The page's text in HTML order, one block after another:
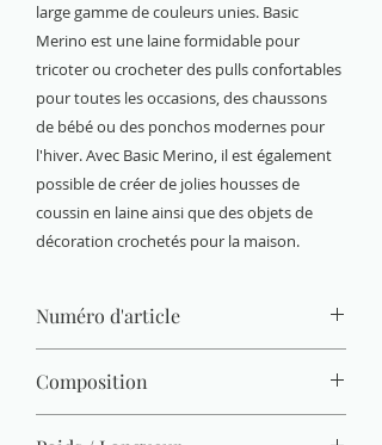
large gamme de couleurs unies. Basic
Merino est une laine formidable pour
tricoter ou crocheter des pulls confortables
pour toutes les occasions, des chaussons
de bébé ou des ponchos modernes pour
l'hiver. Avec Basic Merino, il est également
possible de créer de jolies housses de
coussin en laine ainsi que des objets de
décoration crochetés pour la maison.
Numéro d'article
Composition